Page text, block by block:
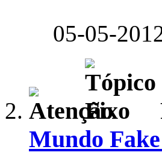
05-05-
Mundo